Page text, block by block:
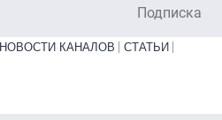
Подписка
НОВОСТИ КАНАЛОВ
СТАТЬИ